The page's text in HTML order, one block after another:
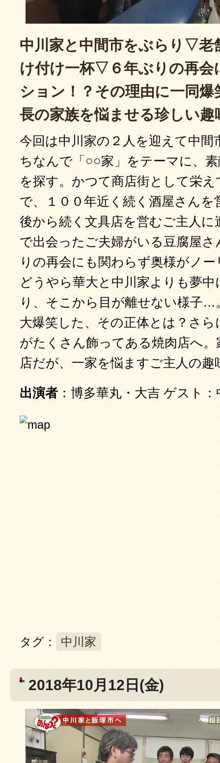
中川家と中間市をぶらり▽老
け付け一杯▽６年ぶりの再会
ション！？その理由に一同
長の家族を悩ませる珍しい趣
今回は中川家の２人を迎えて中間
ちなんで「○○家」をテーマに、
を探す。かつて商店街として栄
で、１００年近く続く酒屋さんを
後から続く文具店を営むご主人に
で出会ったご夫婦がいる豆腐屋さ
りの再会にも関わらず奥様がノ
どうやら華大と中川家よりも夢
り、そこから目が離せない様子…
大爆笑した、その正体とは？さ
がたくさん飾ってある焼肉店へ。
店だが、一家を悩ますご主人の趣
出演者：博多華丸・大吉 ゲスト：
タグ： 中川家
2018年10月12日(金)